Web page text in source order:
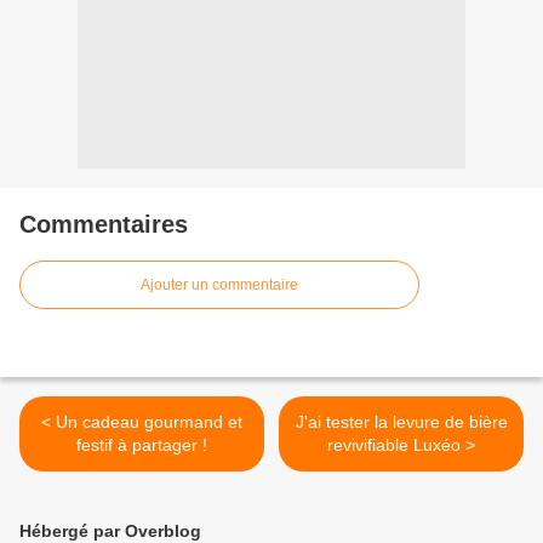
Commentaires
Ajouter un commentaire
< Un cadeau gourmand et
festif à partager !
J'ai tester la levure de bière
revivifiable Luxéo >
Hébergé par Overblog